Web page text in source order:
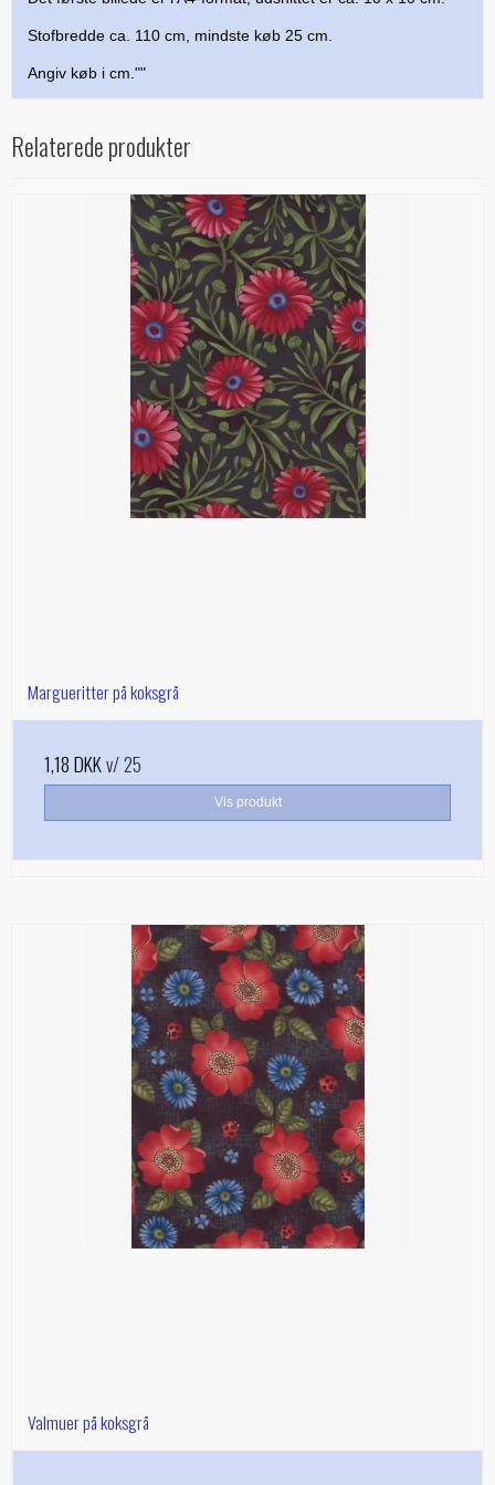
Stofbredde ca. 110 cm, mindste køb 25 cm.
Angiv køb i cm.""
Relaterede produkter
Margueritter på koksgrå
1,18 DKKv/ 25
Vis produkt
Valmuer på koksgrå